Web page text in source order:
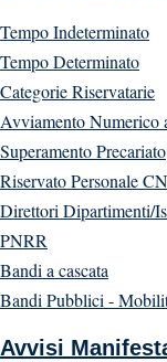
Tempo Indeterminato
Tempo Determinato
Categorie Riservatarie
Avviamento Numerico
Superamento Precariato
Riservato Personale
Direttori Dipartimenti/
PNRR
Bandi a cascata
Bandi Pubblici -
Avvisi